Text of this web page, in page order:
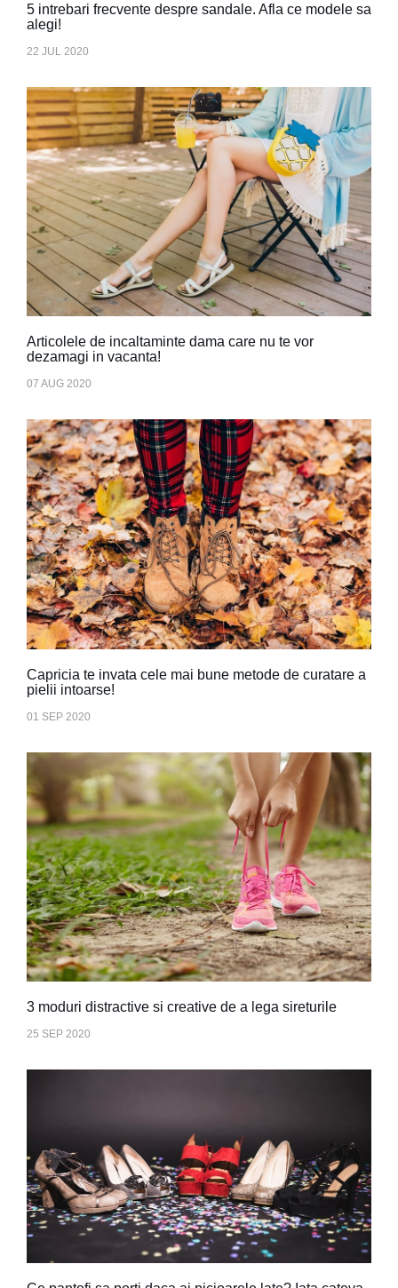
5 intrebari frecvente despre sandale. Afla ce modele sa
alegi!
22 JUL 2020
Articolele de incaltaminte dama care nu te vor
dezamagi in vacanta!
07 AUG 2020
Capricia te invata cele mai bune metode de curatare a
pielii intoarse!
01 SEP 2020
3 moduri distractive si creative de a lega sireturile
25 SEP 2020